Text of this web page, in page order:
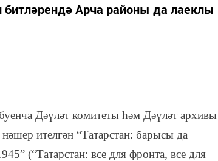
Арча районы да лаеклы
Дәүләт комитеты һәм Дәүләт архивы
ителгән “Татарстан: барысы да
(“Татарстан: все для фронта, все для